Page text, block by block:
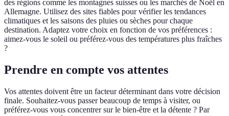
des régions comme les montagnes suisses ou les marchés de Noël en
Allemagne. Utilisez des sites fiables pour vérifier les tendances
climatiques et les saisons des pluies ou sèches pour chaque
destination. Adaptez votre choix en fonction de vos préférences :
aimez-vous le soleil ou préférez-vous des températures plus fraîches
?
Prendre en compte vos attentes
Vos attentes doivent être un facteur déterminant dans votre décision
finale. Souhaitez-vous passer beaucoup de temps à visiter, ou
préférez-vous vous concentrer sur le bien-être et la détente ? Par